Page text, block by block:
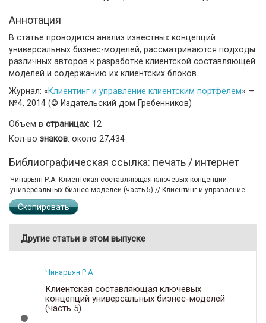
Аннотация
В статье проводится анализ известных концепций
универсальных бизнес-моделей, рассматриваются подходы
различных авторов к разработке клиентской составляющей
моделей и содержанию их клиентских блоков.
Журнал: «Клиентинг и управление клиентским портфелем» —
№4, 2014 (© Издательский дом Гребенников)
Объем в страницах: 12
Кол-во знаков: около 27,434
Библиографическая ссылка: печать / интернет
Скопировать
Другие статьи в этом выпуске
Чинарьян Р.А.
Клиентская составляющая ключевых
концепций универсальных бизнес-моделей
(часть 5)